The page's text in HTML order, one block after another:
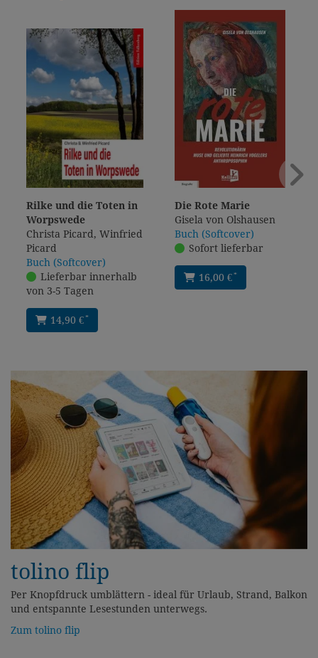
Rilke und die Toten in
Worpswede
Christa Picard, Winfried
Picard
Buch (Softcover)
Lieferbar innerhalb
von 3-5 Tagen
14,90 €*
Die Rote Marie
Gisela von Olshausen
Buch (Softcover)
Sofort lieferbar
16,00 €*
tolino flip
Per Knopfdruck umblättern - ideal für Urlaub, Strand, Balkon
und entspannte Lesestunden unterwegs.
Zum tolino flip